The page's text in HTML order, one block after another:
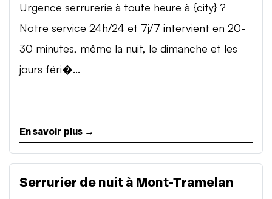
Urgence serrurerie à toute heure à {city} ?
Notre service 24h/24 et 7j/7 intervient en 20-
30 minutes, même la nuit, le dimanche et les
jours féri�...
En savoir plus →
Serrurier de nuit à Mont-Tramelan